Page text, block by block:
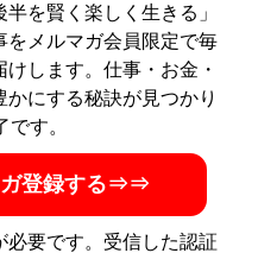
を賢く楽しく生きる」
をメルマガ会員限定で毎
します。仕事・お金・
にする秘訣が見つかり
す。
ガ登録する⇒⇒
要です。受信した認証